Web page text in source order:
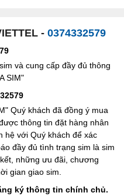
- 0374332579
và cung cấp đầy đủ thông
SIM"
Quý khách đã đồng ý mua
thông tin đặt hàng nhân
hệ với Quý khách để xác
đầy đủ tình trạng sim là sim
những ưu đãi, chương
gian giao sim.
ký thông tin chính chủ.